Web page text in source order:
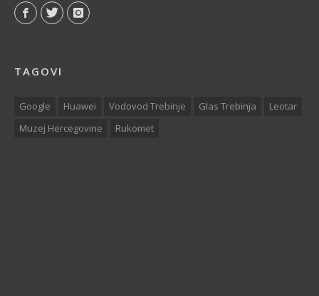
TAGOVI
Google Huawei Vodovod Trebinje Glas Trebinja
Leotar
Muzej Hercegovine
Rukomet